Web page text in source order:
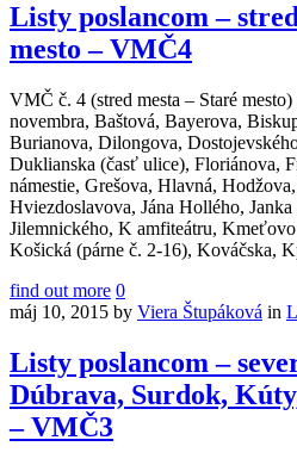
Listy poslancom –
mesto – VMČ4
VMČ č. 4 (stred mesta – Staré
novembra, Baštová, Bayerova,
Burianova, Dilongova,
Duklianska (časť ulice), Floriánova,
námestie, Grešova, Hlavná,
Hviezdoslavova, Jána Hollého,
Jilemnického, K amfiteátru,
Košická (párne č. 2-16), Kováčska,
find out more 0
máj 10, 2015 by Viera Štupáková in
Listy poslancom –
Dúbrava, Surdok,
– VMČ3